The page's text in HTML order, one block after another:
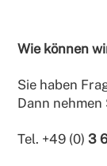
Wie können
Sie haben
Dann
Tel. +49 (0)3